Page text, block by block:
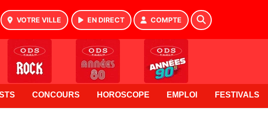
VOTRE VILLE EN DIRECT COMPTE
CONCOURS HOROSCOPE EMPLOI FESTIVALS